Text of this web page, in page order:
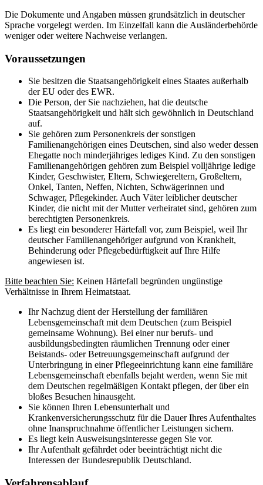
Die Dokumente und Angaben müssen grundsätzlich in deutscher
Sprache vorgelegt werden. Im Einzelfall kann die Ausländerbehörde
weniger oder weitere Nachweise verlangen.
Voraussetzungen
Sie besitzen die Staatsangehörigkeit eines Staates außerhalb
der EU oder des EWR.
Die Person, der Sie nachziehen, hat die deutsche
Staatsangehörigkeit und hält sich gewöhnlich in Deutschland
auf.
Sie gehören zum Personenkreis der sonstigen
Familienangehörigen eines Deutschen, sind also weder dessen
Ehegatte noch minderjähriges lediges Kind. Zu den sonstigen
Familienangehörigen gehören zum Beispiel volljährige ledige
Kinder, Geschwister, Eltern, Schwiegereltern, Großeltern,
Onkel, Tanten, Neffen, Nichten, Schwägerinnen und
Schwager, Pflegekinder. Auch Väter leiblicher deutscher
Kinder, die nicht mit der Mutter verheiratet sind, gehören zum
berechtigten Personenkreis.
Es liegt ein besonderer Härtefall vor, zum Beispiel, weil Ihr
deutscher Familienangehöriger aufgrund von Krankheit,
Behinderung oder Pflegebedürftigkeit auf Ihre Hilfe
angewiesen ist.
Bitte beachten Sie: Keinen Härtefall begründen ungünstige
Verhältnisse in Ihrem Heimatstaat.
Ihr Nachzug dient der Herstellung der familiären
Lebensgemeinschaft mit dem Deutschen (zum Beispiel
gemeinsame Wohnung). Bei einer nur berufs- und
ausbildungsbedingten räumlichen Trennung oder einer
Beistands- oder Betreuungsgemeinschaft aufgrund der
Unterbringung in einer Pflegeeinrichtung kann eine familiäre
Lebensgemeinschaft ebenfalls bejaht werden, wenn Sie mit
dem Deutschen regelmäßigen Kontakt pflegen, der über ein
bloßes Besuchen hinausgeht.
Sie können Ihren Lebensunterhalt und
Krankenversicherungsschutz für die Dauer Ihres Aufenthaltes
ohne Inanspruchnahme öffentlicher Leistungen sichern.
Es liegt kein Ausweisungsinteresse gegen Sie vor.
Ihr Aufenthalt gefährdet oder beeinträchtigt nicht die
Interessen der Bundesrepublik Deutschland.